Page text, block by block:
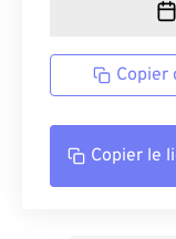
Copier
Copier le